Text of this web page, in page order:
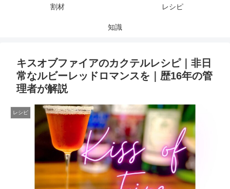
割材 レシピ
知識
キスオブファイアのカクテルレシピ｜非日
常なルビーレッドロマンスを｜歴16年の管
理者が解説
レシピ